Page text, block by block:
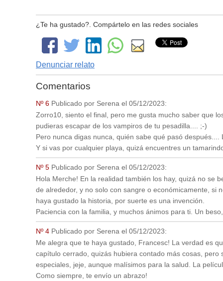
¿Te ha gustado?. Compártelo en las redes sociales
Denunciar relato
Comentarios
Nº 6 Publicado por Serena el 05/12/2023:
Zorro10, siento el final, pero me gusta mucho saber que
pudieras escapar de los vampiros de tu pesadilla.... ;-)
Pero nunca digas nunca, quién sabe qué pasó
Y si vas por cualquier playa, quizá encuentres un
Nº 5 Publicado por Serena el 05/12/2023:
Hola Merche! En la realidad también los hay, quizá no se
de alrededor, y no solo con sangre o económicamente, si
haya gustado la historia, por suerte es una invención.
Paciencia con la familia, y muchos ánimos para ti. Un
Nº 4 Publicado por Serena el 05/12/2023:
Me alegra que te haya gustado, Francesc! La verdad es
capítulo cerrado, quizás hubiera contado más cosas,
especiales, jeje, aunque malísimos para la salud. La
Como siempre, te envío un abrazo!